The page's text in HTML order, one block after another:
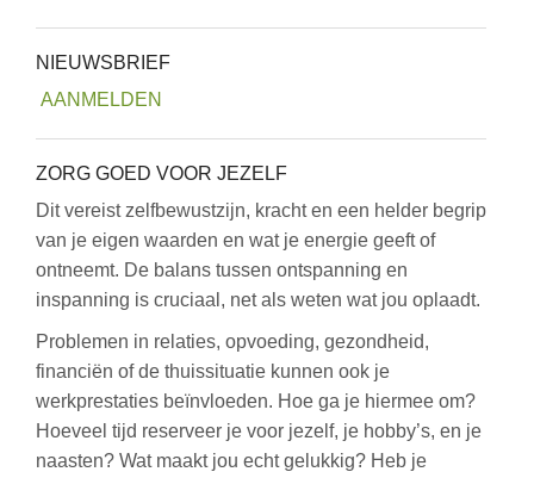
NIEUWSBRIEF
AANMELDEN
ZORG GOED VOOR JEZELF
Dit vereist zelfbewustzijn, kracht en een helder begrip
van je eigen waarden en wat je energie geeft of
ontneemt. De balans tussen ontspanning en
inspanning is cruciaal, net als weten wat jou oplaadt.
Problemen in relaties, opvoeding, gezondheid,
financiën of de thuissituatie kunnen ook je
werkprestaties beïnvloeden. Hoe ga je hiermee om?
Hoeveel tijd reserveer je voor jezelf, je hobby’s, en je
naasten? Wat maakt jou echt gelukkig? Heb je